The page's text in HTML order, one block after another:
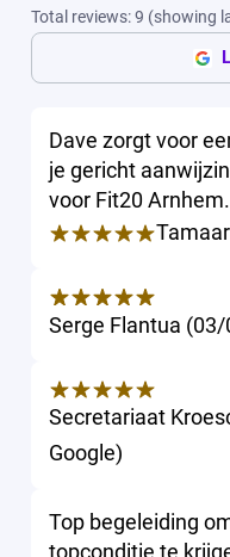
Total reviews:9 (showing
Dave zorgt voor
je gericht
voor Fit20 Arnhem.
Tamaar
Serge Flantua (03/
Secretariaat
Google)
Top begeleiding
topconditie te